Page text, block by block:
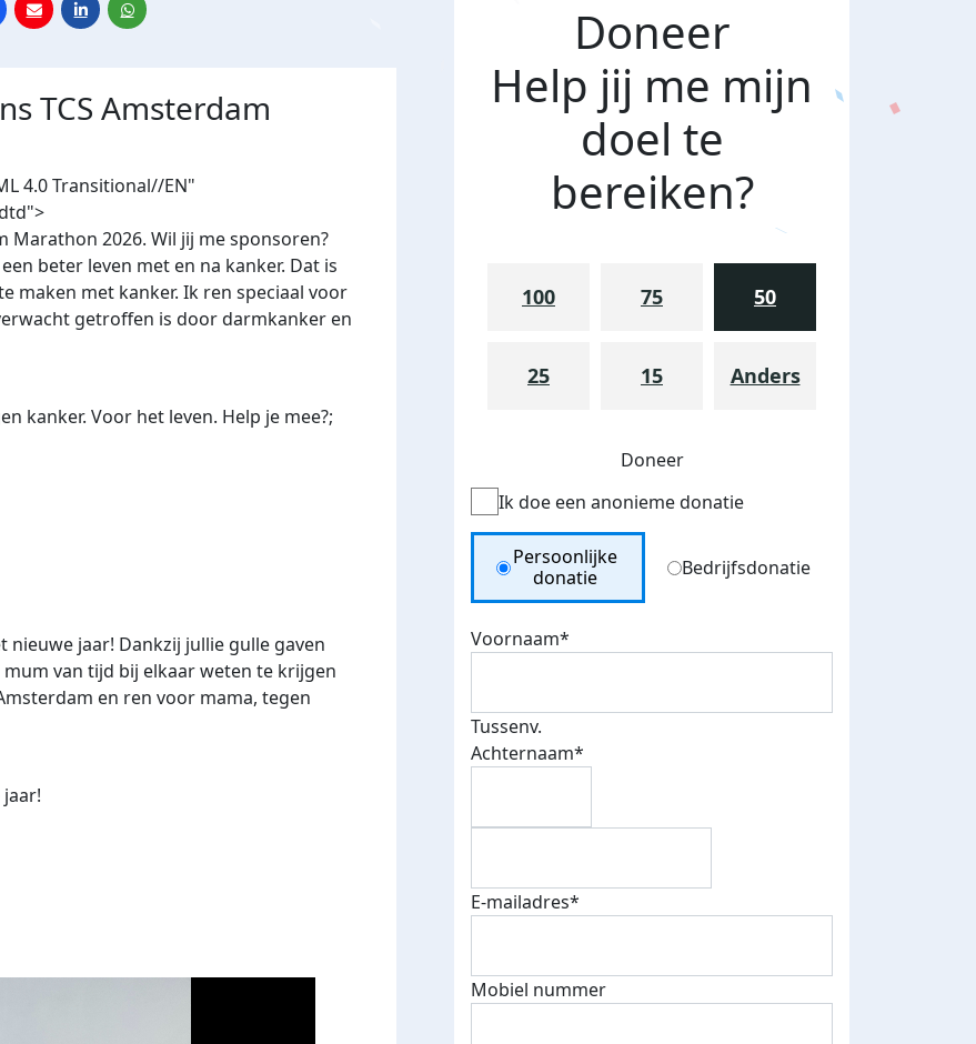
TCS Amsterdam
4.0 Transitional//EN"
Marathon 2026. Wil jij me sponsoren?
beter leven met en na kanker. Dat is
maken met kanker. Ik ren speciaal voor
getroffen is door darmkanker en
kanker. Voor het leven. Help je mee?;
nieuwe jaar! Dankzij jullie gulle gaven
van tijd bij elkaar weten te krijgen
en ren voor mama, tegen
Doneer
Help jij me mijn
doel te
bereiken?
100 75 50
25 15 Anders
Doneer
Ik doe een anonieme donatie
Donation Type
Persoonlijke
donatie
Bedrijfsdonatie
Voornaam*
Tussenv.
Achternaam*
E-mailadres*
Mobiel nummer